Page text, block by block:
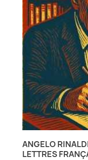
ANGELO
LETTRES